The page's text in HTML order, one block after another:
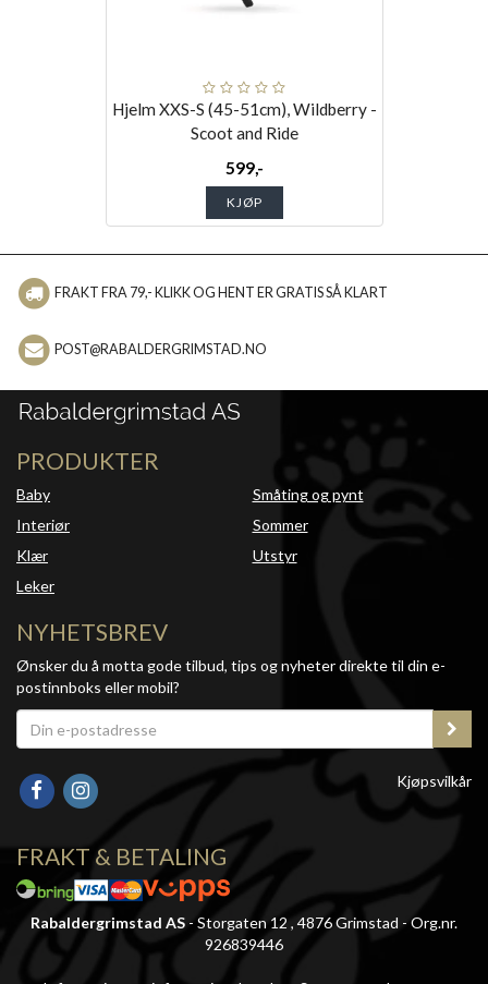
Hjelm XXS-S (45-51cm), Wildberry -
Scoot and Ride
599,-
KJØP
FRAKT FRA 79,- KLIKK OG HENT ER GRATIS SÅ KLART
POST@RABALDERGRIMSTAD.NO
PRODUKTER
Baby
Interiør
Klær
Leker
Småting og pynt
Sommer
Utstyr
NYHETSBREV
Ønsker du å motta gode tilbud, tips og nyheter direkte til din e-
postinnboks eller mobil?
Kjøpsvilkår
FRAKT & BETALING
Rabaldergrimstad AS - Storgaten 12 , 4876 Grimstad - Org.nr.
926839446